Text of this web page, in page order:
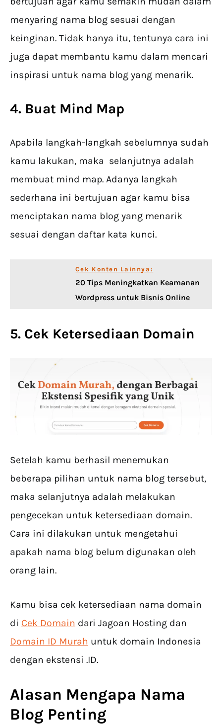
menyaring nama blog sesuai dengan
keinginan. Tidak hanya itu, tentunya cara ini
juga dapat membantu kamu dalam mencari
inspirasi untuk nama blog yang menarik.
4. Buat Mind Map
Apabila langkah-langkah sebelumnya sudah
kamu lakukan, maka selanjutnya adalah
membuat mind map. Adanya langkah
sederhana ini bertujuan agar kamu bisa
menciptakan nama blog yang menarik
sesuai dengan daftar kata kunci.
Cek Konten Lainnya:
20 Tips Meningkatkan Keamanan
Wordpress untuk Bisnis Online
5. Cek Ketersediaan Domain
Setelah kamu berhasil menemukan
beberapa pilihan untuk nama blog tersebut,
maka selanjutnya adalah melakukan
pengecekan untuk ketersediaan domain.
Cara ini dilakukan untuk mengetahui
apakah nama blog belum digunakan oleh
orang lain.
Kamu bisa cek ketersediaan nama domain
di Cek Domain dari Jagoan Hosting dan
Domain ID Murah untuk domain Indonesia
dengan ekstensi .ID.
Alasan Mengapa Nama
Blog Penting